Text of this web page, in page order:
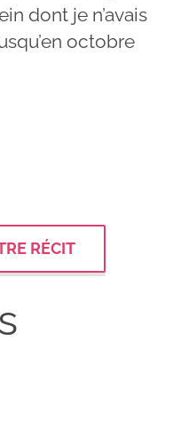
dont je n’avais
octobre
RÉCIT